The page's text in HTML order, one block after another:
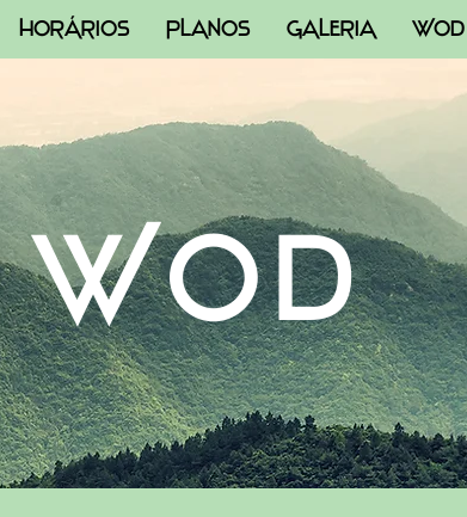
HORÁRIOS PLANOS GALERIA WOD
WOD